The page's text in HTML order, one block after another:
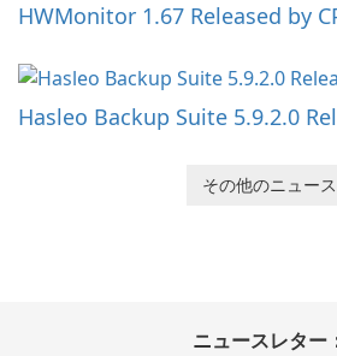
HWMonitor 1.67 Released by
Hasleo Backup Suite 5.9.2.0
その他のニュース
ニュースレター